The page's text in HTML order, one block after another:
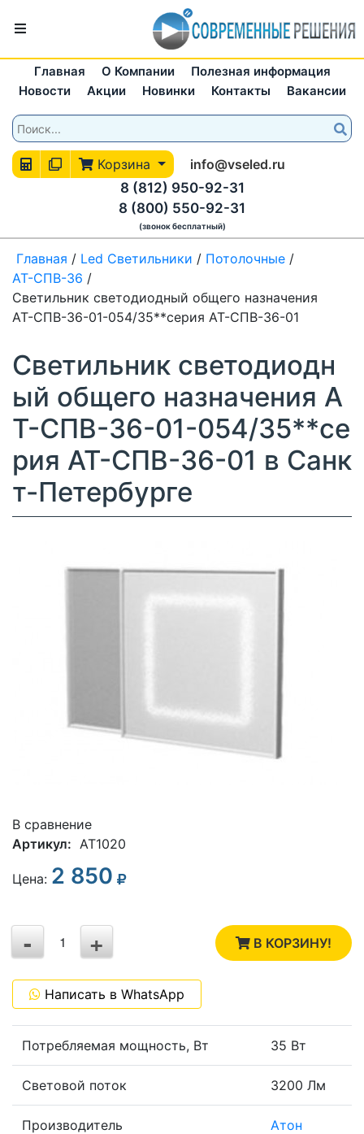
Главная О Компании
Полезная информация
Новости
Акции Новинки Контакты Вакансии
Корзина
info@vseled.ru
8 (812) 950-92-31
8 (800) 550-92-31
(звонок бесплатный)
Главная / Led Светильники / Потолочные /
АТ-СПВ-36 /
Светильник светодиодный общего назначения
АТ-СПВ-36-01-054/35**серия АТ-СПВ-36-01
Светильник светодиодн
ый общего назначения А
Т-СПВ-36-01-054/35**се
рия АТ-СПВ-36-01 в Санк
т-Петербурге
В сравнение
Артикул: AT1020
Цена: 2 850
3
1
-1
+
- В КОРЗИНУ!
Написать в WhatsApp
Потребляемая мощность, Вт 35 Вт
Световой поток 3200 Лм
Производитель Атон